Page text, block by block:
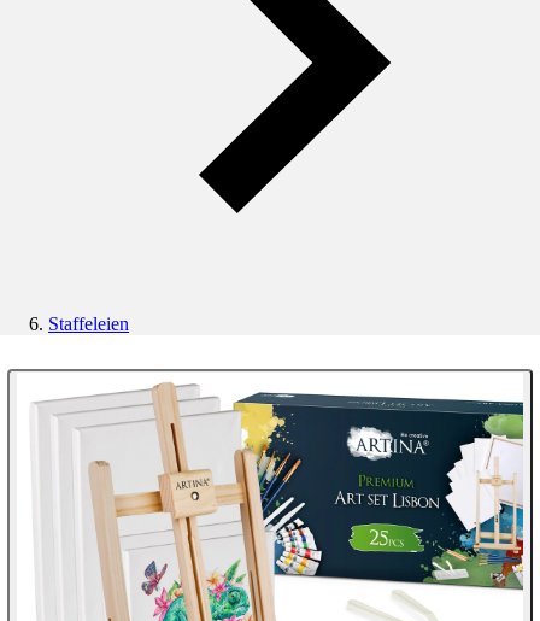
Staffeleien